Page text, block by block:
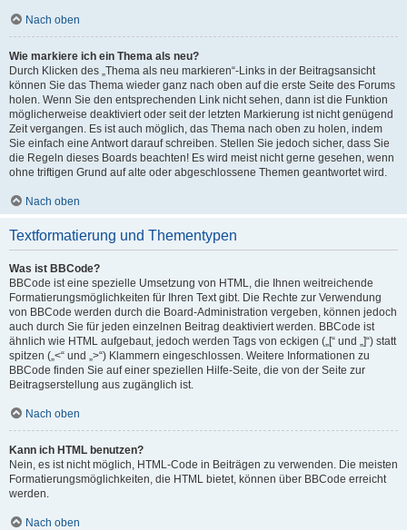
Nach oben
Wie markiere ich ein Thema als neu?
Durch Klicken des „Thema als neu markieren“-Links in der Beitragsansicht
können Sie das Thema wieder ganz nach oben auf die erste Seite des Forums
holen. Wenn Sie den entsprechenden Link nicht sehen, dann ist die Funktion
möglicherweise deaktiviert oder seit der letzten Markierung ist nicht genügend
Zeit vergangen. Es ist auch möglich, das Thema nach oben zu holen, indem
Sie einfach eine Antwort darauf schreiben. Stellen Sie jedoch sicher, dass Sie
die Regeln dieses Boards beachten! Es wird meist nicht gerne gesehen, wenn
ohne triftigen Grund auf alte oder abgeschlossene Themen geantwortet wird.
Nach oben
Textformatierung und Thementypen
Was ist BBCode?
BBCode ist eine spezielle Umsetzung von HTML, die Ihnen weitreichende
Formatierungsmöglichkeiten für Ihren Text gibt. Die Rechte zur Verwendung
von BBCode werden durch die Board-Administration vergeben, können jedoch
auch durch Sie für jeden einzelnen Beitrag deaktiviert werden. BBCode ist
ähnlich wie HTML aufgebaut, jedoch werden Tags von eckigen („[“ und „]“) statt
spitzen („<“ und „>“) Klammern eingeschlossen. Weitere Informationen zu
BBCode finden Sie auf einer speziellen Hilfe-Seite, die von der Seite zur
Beitragserstellung aus zugänglich ist.
Nach oben
Kann ich HTML benutzen?
Nein, es ist nicht möglich, HTML-Code in Beiträgen zu verwenden. Die meisten
Formatierungsmöglichkeiten, die HTML bietet, können über BBCode erreicht
werden.
Nach oben